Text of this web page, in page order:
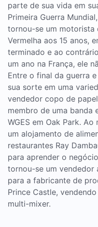
parte de sua vida em
Primeira Guerra
tornou-se um motorista
Vermelha aos 15 anos,
terminado e ao
um ano na França, ele
Entre o final da guerra
sua sorte em uma
vendedor copo de
membro de uma banda
WGES em Oak Park.
um alojamento de
restaurantes Ray
para aprender o
tornou-se um vendedor
para a fabricante de
Prince Castle,
multi-mixer.